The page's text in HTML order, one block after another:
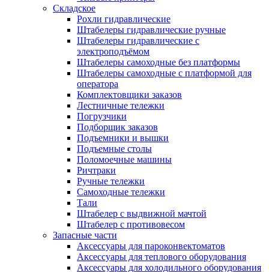
Складское
Рохли гидравлические
Штабелеры гидравлические ручные
Штабелеры гидравлические с
электроподъёмом
Штабелеры самоходные без платформы
Штабелеры самоходные с платформой для
оператора
Комплектовщики заказов
Лестничные тележки
Погрузчики
Подборщик заказов
Подъемники и вышки
Подъемные столы
Поломоечные машины
Ричтраки
Ручные тележки
Самоходные тележки
Тали
Штабелер с выдвижной мачтой
Штабелер с противовесом
Запасные части
Аксессуары для пароконвектоматов
Аксессуары для теплового оборудования
Аксессуары для холодильного оборудования